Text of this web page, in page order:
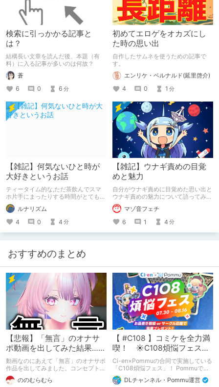
検索に引っかかる記事と
は？
結構長い文章を読んだ後、本題（有
料）に入る記事が多いのは何故？
蒼
6
0 6 分
初めてエロゲをオカズにし
た時の思い出
自作したサムネを使うための記事で
す。
エンリケ・ベルナルド(延里啓介)
4
0 1 分
【雑記】何気ないひと時が
大好きというお話
ティータイム的な,ただ茶飲んでスマ
ホ片手にまったりする時間がとても好
き。
ルナリズム
4
0 4 分
【雑記】ウナギ責めの目覚
めと魅力
自分がウナギ責めに目覚めた思い出と
ウナギ責めの魅力について語ってみま
した。
マゾ音フェチ
6
1 4 分
おすすめのまとめ
【悲報】「無言」のオナサ
ポ動画を出してみた結果……
動画なのにあえて「無言」のオナサポ
作品を出してみました。コンセプト通
りのものは作れたのですが、肝心の売
上がね……
ののむらむら
【 #C108 】コミケを全力満
喫！ ☀C108煩悩フェス☀
Pommu版のご案内
Ci-en×Pommuの合同で実施している
「C108煩悩フェス」！ Pommuでの
参加方法について、改めてこちらでも
ご案内いたします！
DLチャンネル・Pommu運営